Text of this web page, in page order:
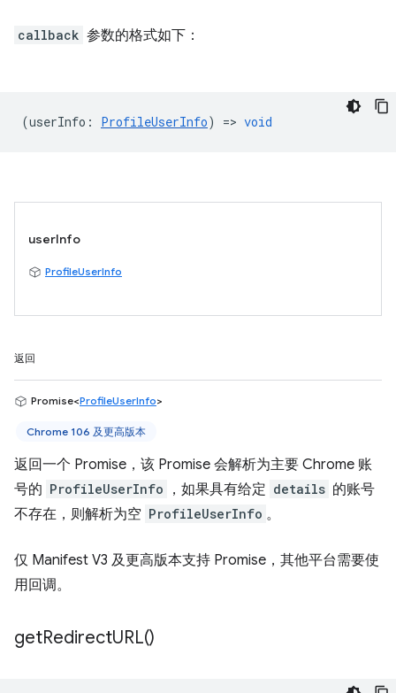
callback 参数的格式如下：
(userInfo : ProfileUserInfo) => void
userInfo
ProfileUserInfo
返回
Promise<ProfileUserInfo>
Chrome 106 及更高版本
返回一个 Promise，该 Promise 会解析为主要 Chrome 账
号的 ProfileUserInfo ，如果具有给定 details 的账号
不存在，则解析为空 ProfileUserInfo 。
仅 Manifest V3 及更高版本支持 Promise，其他平台需要使
用回调。
getRedirectURL()